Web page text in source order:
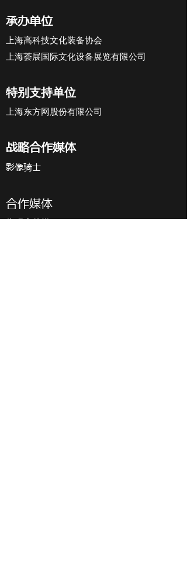
承办单位
上海高科技文化装备协会
上海荟展国际文化设备展览有限公司
特别支持单位
上海东方网股份有限公司
战略合作媒体
​影像骑士
合作媒体